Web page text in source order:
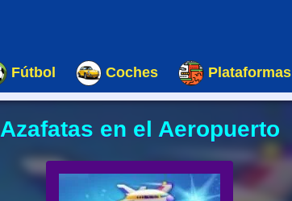
Fútbol Coches Plataformas
Azafatas en el Aeropuerto